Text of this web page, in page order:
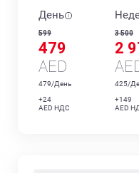
День
599
479
AED
479/День
+24
AED НДС
3 500
2
425/
+149
AED